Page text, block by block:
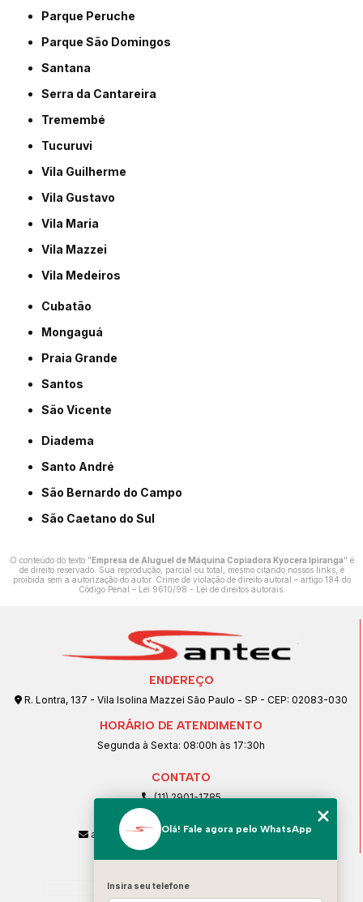
Parque Peruche
Parque São Domingos
Santana
Serra da Cantareira
Tremembé
Tucuruvi
Vila Guilherme
Vila Gustavo
Vila Maria
Vila Mazzei
Vila Medeiros
Cubatão
Mongaguá
Praia Grande
Santos
São Vicente
Diadema
Santo André
São Bernardo do Campo
São Caetano do Sul
O conteúdo do texto "Empresa de Aluguel de Máquina Copiadora Kyocera Ipiranga" é
de direito reservado. Sua reprodução, parcial ou total, mesmo citando nossos links, é
proibida sem a autorização do autor. Crime de violação de direito autoral – artigo 184 do
Código Penal – Lei 9610/98 - Lei de direitos autorais.
ENDEREÇO
R. Lontra, 137 - Vila Isolina Mazzei São Paulo - SP - CEP: 02083-030
HORÁRIO DE ATENDIMENTO
Segunda à Sexta: 08:00h às 17:30h
CONTATO
(11) 2901-1785
(11) 99239-1832
atendimento@santeccopiadoras.com.br
Home
Olá! Fale agora pelo WhatsApp
Insira seu telefone